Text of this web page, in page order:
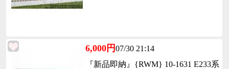
6,000円07/30 21:14
『新品即納』{RWM} 10-1631 E233系